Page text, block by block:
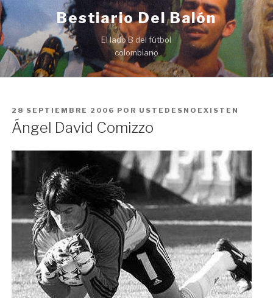
Ir
al
contenido
Bestiario Del Balón
El lado B del fútbol
colombiano
PUBLICADO
EN
28 SEPTIEMBRE 2006 POR USTEDESNOEXISTEN
Ángel David Comizzo